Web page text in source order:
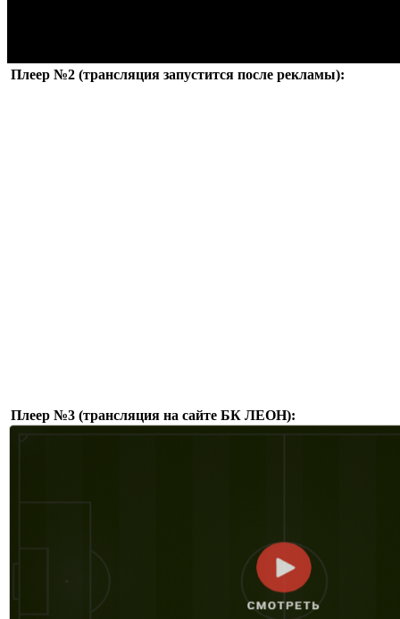
Плеер №2 (трансляция запустится после рекламы):
Плеер №3 (трансляция на сайте БК ЛЕОН):